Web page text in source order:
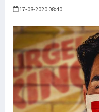
17-08-2020 08:40